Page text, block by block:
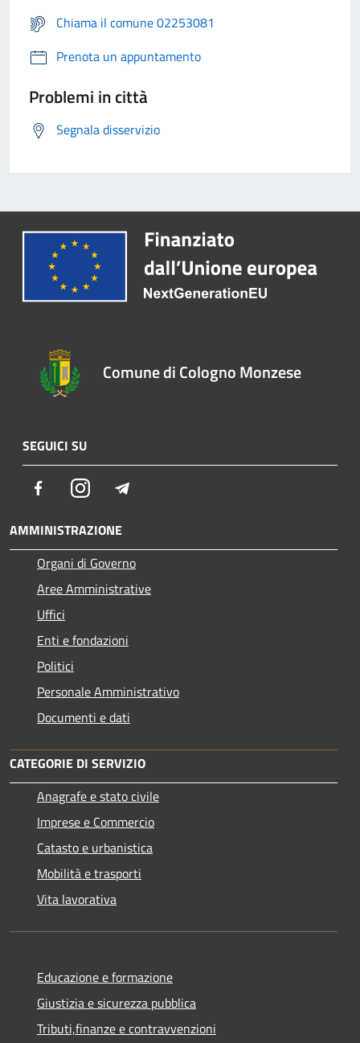
Chiama il comune 02253081
Prenota un appuntamento
Problemi in città
Segnala disservizio
Comune di Cologno Monzese
SEGUICI SU
FacebookInstagram
AMMINISTRAZIONE
Organi di Governo
Aree Amministrative
Uffici
Enti e fondazioni
Politici
Personale Amministrativo
Documenti e dati
CATEGORIE DI SERVIZIO
Anagrafe e stato civile
Imprese e Commercio
Catasto e urbanistica
Mobilità e trasporti
Vita lavorativa
Educazione e formazione
Giustizia e sicurezza pubblica
Tributi,finanze e contravvenzioni